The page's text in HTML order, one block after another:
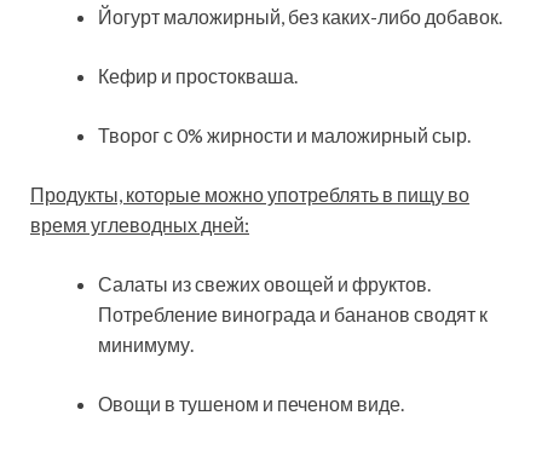
Йогурт маложирный, без каких-либо добавок.
Кефир и простокваша.
Творог с 0% жирности и маложирный сыр.
Продукты, которые можно употреблять в пищу во
время углеводных дней:
Салаты из свежих овощей и фруктов.
Потребление винограда и бананов сводят к
минимуму.
Овощи в тушеном и печеном виде.